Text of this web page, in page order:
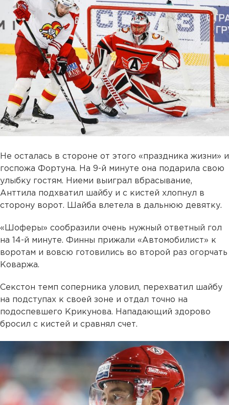
Не осталась в стороне от этого «праздника жизни» и
госпожа Фортуна. На 9-й минуте она подарила свою
улыбку гостям. Ниеми выиграл вбрасывание,
Анттила подхватил шайбу и с кистей хлопнул в
сторону ворот. Шайба влетела в дальнюю девятку.
«Шоферы» сообразили очень нужный ответный гол
на 14-й минуте. Финны прижали «Автомобилист» к
воротам и вовсю готовились во второй раз огорчать
Коваржа.
Секстон темп соперника уловил, перехватил шайбу
на подступах к своей зоне и отдал точно на
подоспевшего Крикунова. Нападающий здорово
бросил с кистей и сравнял счет.